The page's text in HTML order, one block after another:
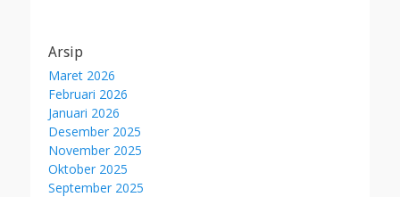
Arsip
Maret 2026
Februari 2026
Januari 2026
Desember 2025
November 2025
Oktober 2025
September 2025